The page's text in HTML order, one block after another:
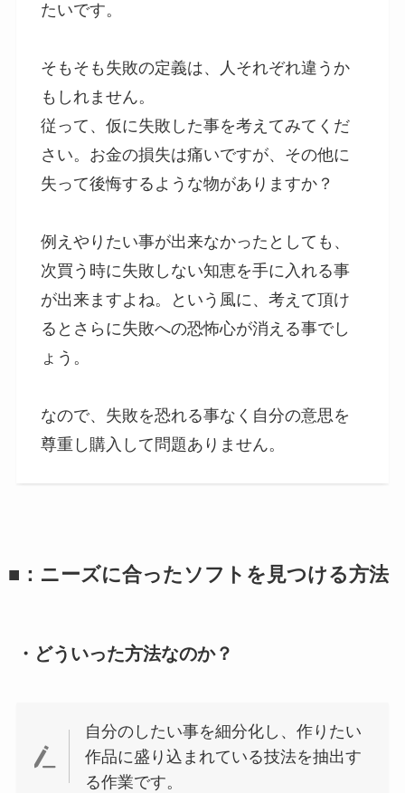
たいです。
そもそも失敗の定義は、人それぞれ違うか
もしれません。
従って、仮に失敗した事を考えてみてくだ
さい。お金の損失は痛いですが、その他に
失って後悔するような物がありますか？
例えやりたい事が出来なかったとしても、
次買う時に失敗しない知恵を手に入れる事
が出来ますよね。という風に、考えて頂け
るとさらに失敗への恐怖心が消える事でし
ょう。
なので、失敗を恐れる事なく自分の意思を
尊重し購入して問題ありません。
■：ニーズに合ったソフトを見つける方法
・どういった方法なのか？
自分のしたい事を細分化し、作りたい
作品に盛り込まれている技法を抽出す
る作業です。